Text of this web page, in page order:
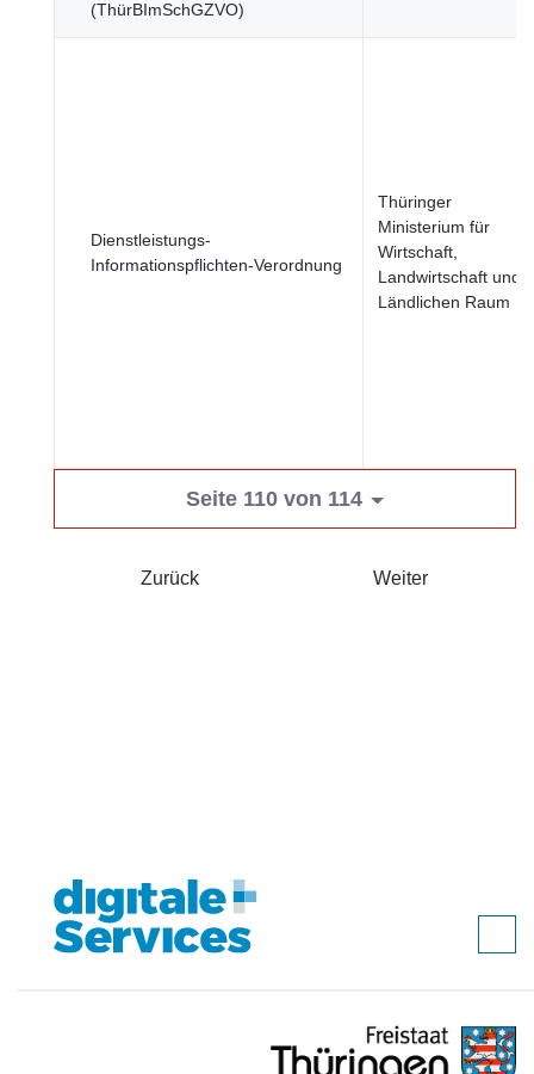
(ThürBImSchGZVO)
Dienstleistungs-
Informationspflichten-Verordnung
Thüringer
Ministerium für
Wirtschaft,
Landwirtschaft und
Ländlichen Raum
Seite 110 von 114
Zurück Weiter